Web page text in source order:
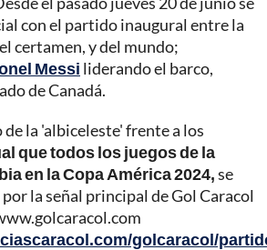
con el partido inaugural entre la
certamen, y del mundo;
Messi liderando el barco,
de Canadá.
la 'albiceleste' frente a los
que todos los juegos de la
en la Copa América 2024,se
la señal principal de Gol Caracol
golcaracol/